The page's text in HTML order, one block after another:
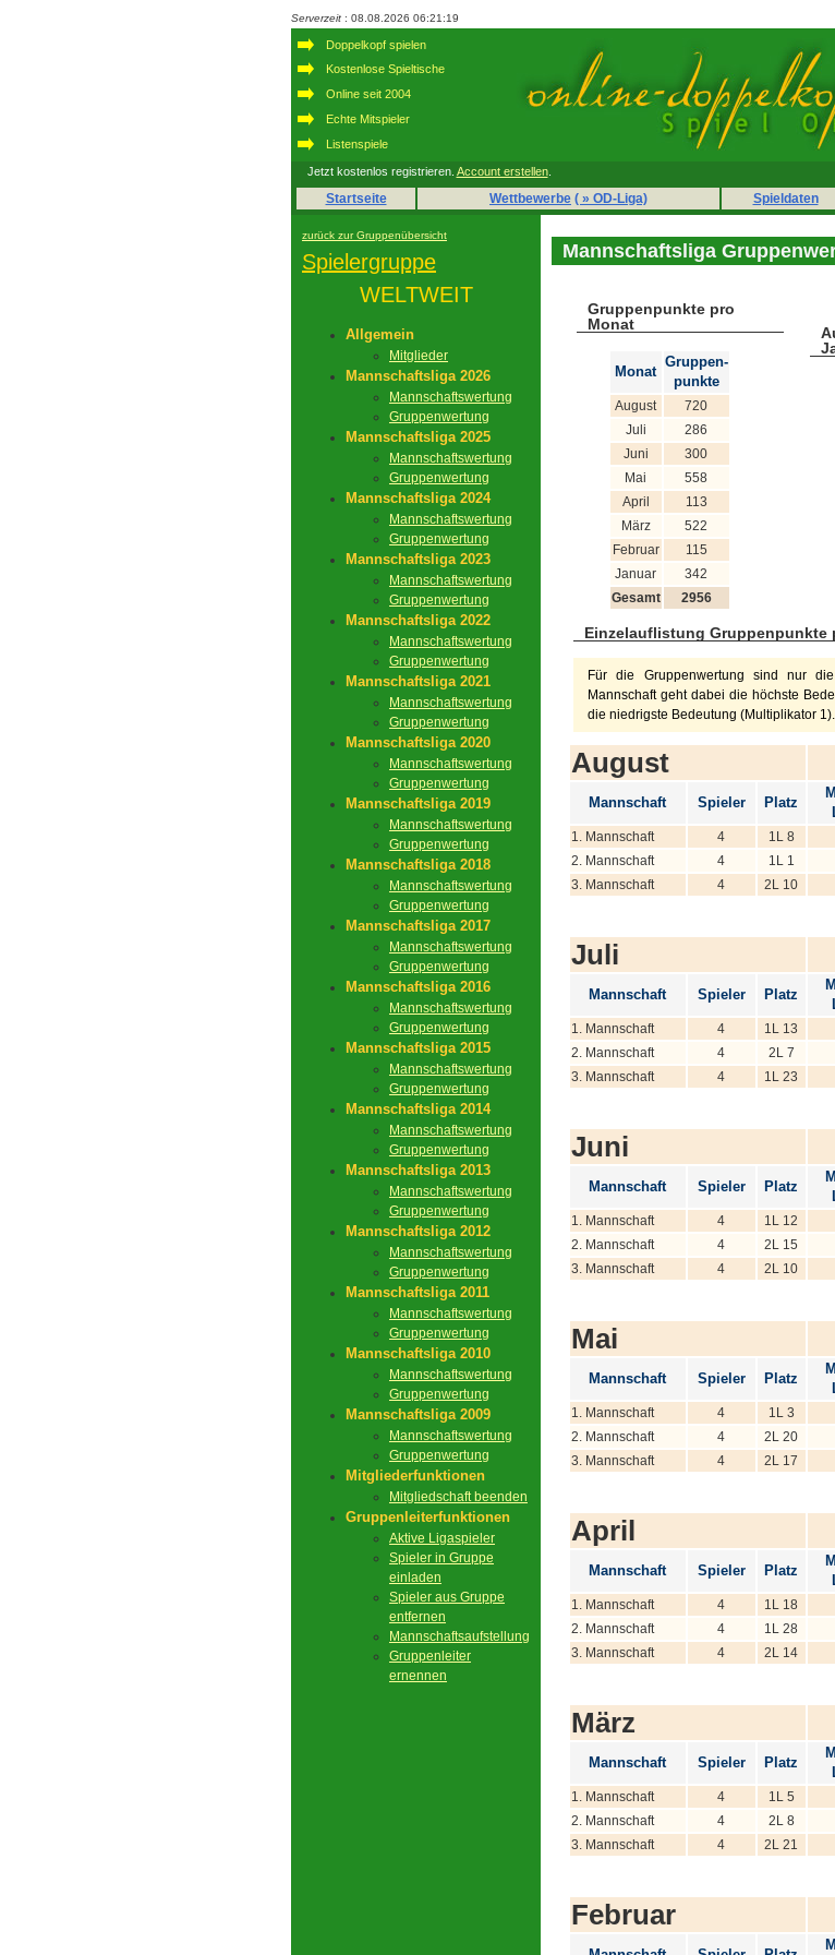
Serverzeit : 08.08.2026 06:21:19
Doppelkopf spielen
Kostenlose Spieltische
Online seit 2004
Echte Mitspieler
Listenspiele
Jetzt kostenlos registrieren. Account erstellen.
Startseite Wettbewerbe ( » OD-Liga) Spieldaten
zurück zur Gruppenübersicht
Spielergruppe
WELTWEIT
Allgemein
Mitglieder
Mannschaftsliga 2026
Mannschaftswertung
Gruppenwertung
Mannschaftsliga 2025
Mannschaftswertung
Gruppenwertung
Mannschaftsliga 2024
Mannschaftswertung
Gruppenwertung
Mannschaftsliga 2023
Mannschaftswertung
Gruppenwertung
Mannschaftsliga 2022
Mannschaftswertung
Gruppenwertung
Mannschaftsliga 2021
Mannschaftswertung
Gruppenwertung
Mannschaftsliga 2020
Mannschaftswertung
Gruppenwertung
Mannschaftsliga 2019
Mannschaftswertung
Gruppenwertung
Mannschaftsliga 2018
Mannschaftswertung
Gruppenwertung
Mannschaftsliga 2017
Mannschaftswertung
Gruppenwertung
Mannschaftsliga 2016
Mannschaftswertung
Gruppenwertung
Mannschaftsliga 2015
Mannschaftswertung
Gruppenwertung
Mannschaftsliga 2014
Mannschaftswertung
Gruppenwertung
Mannschaftsliga 2013
Mannschaftswertung
Gruppenwertung
Mannschaftsliga 2012
Mannschaftswertung
Gruppenwertung
Mannschaftsliga 2011
Mannschaftswertung
Gruppenwertung
Mannschaftsliga 2010
Mannschaftswertung
Gruppenwertung
Mannschaftsliga 2009
Mannschaftswertung
Gruppenwertung
Mitgliederfunktionen
Mitgliedschaft beenden
Gruppenleiterfunktionen
Aktive Ligaspieler
Spieler in Gruppe
einladen
Spieler aus Gruppe
entfernen
Mannschaftsaufstellung
Gruppenleiter
ernennen
Mannschaftsliga
Gruppenpunkte pro
Monat
Monat
Gruppen-
punkte
August
720
Juli
286
Juni
300
Mai
558
April
113
März
522
Februar
115
Januar
342
Gesamt
2956
Einzelauflistung Gruppenpunkte
Für die Gruppenwertung sind nur
Mannschaft geht dabei die höchste
die niedrigste Bedeutung (Multiplikator 1).
August
Mannschaft Spieler Platz
1. Mannschaft 4 1L 8
2. Mannschaft
4 1L 1
3. Mannschaft
4 2L 10
Juli
Mannschaft Spieler Platz
1. Mannschaft 4 1L 13
2. Mannschaft
4 2L 7
3. Mannschaft
4 1L 23
Juni
Mannschaft Spieler Platz
1. Mannschaft 4 1L 12
2. Mannschaft
4 2L 15
3. Mannschaft
4 2L 10
Mai
Mannschaft Spieler Platz
1. Mannschaft 4 1L 3
2. Mannschaft
4 2L 20
3. Mannschaft
4 2L 17
April
Mannschaft Spieler Platz
1. Mannschaft 4 1L 18
2. Mannschaft
4 1L 28
3. Mannschaft
4 2L 14
März
Mannschaft Spieler Platz
1. Mannschaft 4 1L 5
2. Mannschaft
4 2L 8
3. Mannschaft
4 2L 21
Februar